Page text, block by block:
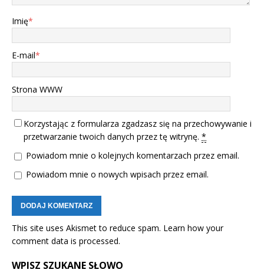
Imię*
E-mail*
Strona WWW
Korzystając z formularza zgadzasz się na przechowywanie i
przetwarzanie twoich danych przez tę witrynę. *
Powiadom mnie o kolejnych komentarzach przez email.
Powiadom mnie o nowych wpisach przez email.
This site uses Akismet to reduce spam. Learn how your
comment data is processed.
WPISZ SZUKANE SŁOWO